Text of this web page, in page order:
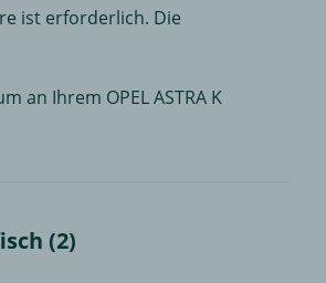
ist erforderlich. Die
an Ihrem OPEL ASTRA K
(2)